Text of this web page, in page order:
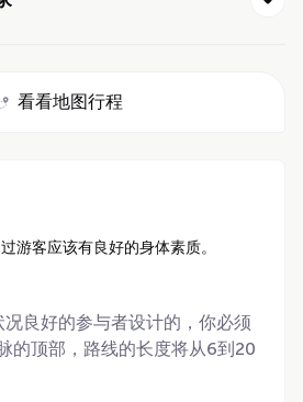
看看地图行程
游客应该有良好的身体素质。
良好的参与者设计的，你必须
的顶部，路线的长度将从6到20